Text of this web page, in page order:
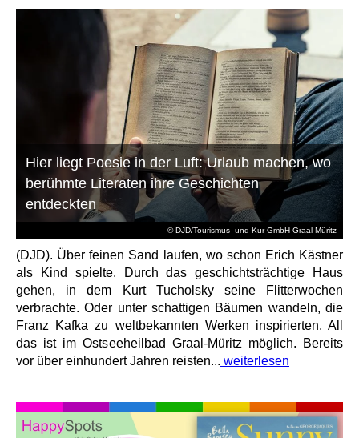
© DJD/Tourismus- und Kur GmbH Graal-Müritz
Hier liegt Poesie in der Luft: Urlaub machen, wo
berühmte Literaten ihre Geschichten
entdeckten
(DJD). Über feinen Sand laufen, wo schon Erich Kästner
als Kind spielte. Durch das geschichtsträchtige Haus
gehen, in dem Kurt Tucholsky seine Flitterwochen
verbrachte. Oder unter schattigen Bäumen wandeln, die
Franz Kafka zu weltbekannten Werken inspirierten. All
das ist im Ostseeheilbad Graal-Müritz möglich. Bereits
vor über einhundert Jahren reisten... weiterlesen